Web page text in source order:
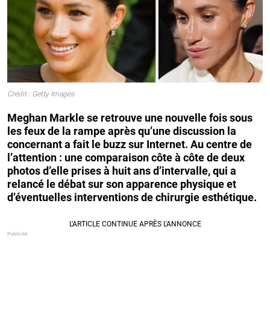
Crédit : Getty Images
Meghan Markle se retrouve une nouvelle fois sous
les feux de la rampe après qu’une discussion la
concernant a fait le buzz sur Internet. Au centre de
l’attention : une comparaison côte à côte de deux
photos d’elle prises à huit ans d’intervalle, qui a
relancé le débat sur son apparence physique et
d’éventuelles interventions de chirurgie esthétique.